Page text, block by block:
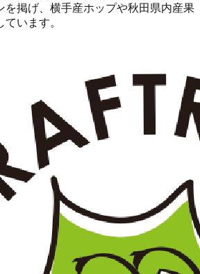
を掲げ、横手産ホップや秋田県内産果
います。